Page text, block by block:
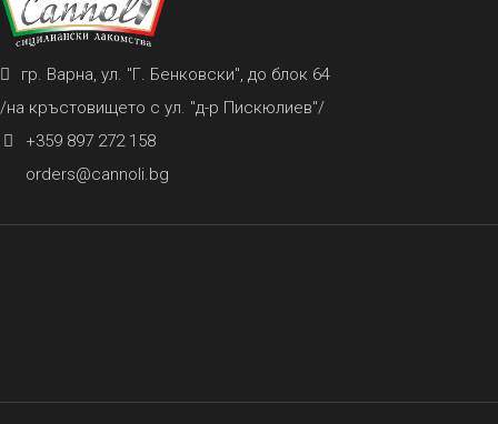
гр. Варна, ул. "Г. Бенковски", до блок 64
/на кръстовището с ул. "д-р Пискюлиев"/
+359 897 272 158
orders@cannoli.bg